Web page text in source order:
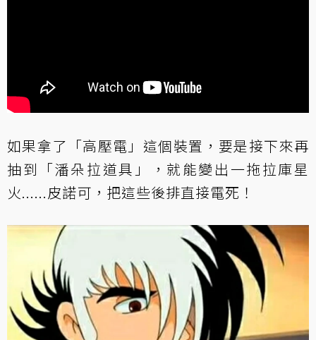
如果拿了「高壓電」這個裝置，要是接下來再
抽到「潘朵拉道具」，就能變出一拖拉庫星
火......皮諾可，把這些後排直接電死！